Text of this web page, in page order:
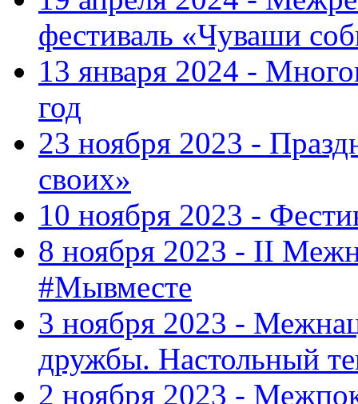
фестиваль «Чуваши
13 января 2024 -
год
23 ноября 2023 -
своих»
10 ноября 2023 -
8 ноября 2023 - II
#Мывместе
3 ноября 2023 -
дружбы. Настольный
2 ноября 2023 -